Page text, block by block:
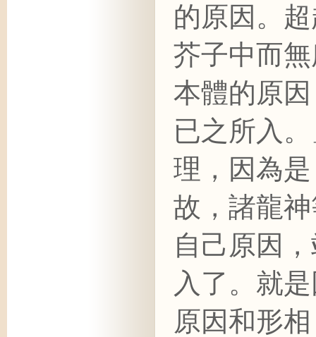
的原因。
芥子中而
本體的原
已之所入
理，因為
故，諸龍
自己原因
入了。就
原因和形